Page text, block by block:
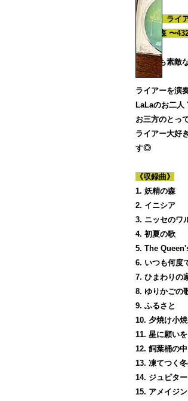
【新作】ライ
癒しの森 〜
とっても素敵
ライアーを演
LaLaのお二人
お三方のとっ
ライアー大好
す◎
《収録曲》
1. 妖精の森
2. イニシア
3. ニッセのワ
4. 初夏の歌
5. The
6. いつも何度
7. ひまわりの
8. ゆりかごの
9. ふるさと
10. 夕焼け小
11. 星に願いを
12. 飼葉桶の
13. 凍てつく
14. ジュピター
15. アメイジ